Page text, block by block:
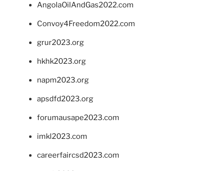
AngolaOilAndGas2022.com
Convoy4Freedom2022.com
grur2023.org
hkhk2023.org
napm2023.org
apsdfd2023.org
forumausape2023.com
imkl2023.com
careerfaircsd2023.com